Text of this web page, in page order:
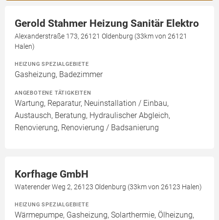
Gerold Stahmer Heizung Sanitär Elektro
Alexanderstraße 173, 26121 Oldenburg (33km von 26121
Halen)
HEIZUNG SPEZIALGEBIETE
Gasheizung, Badezimmer
ANGEBOTENE TÄTIGKEITEN
Wartung, Reparatur, Neuinstallation / Einbau,
Austausch, Beratung, Hydraulischer Abgleich,
Renovierung, Renovierung / Badsanierung
Korfhage GmbH
Waterender Weg 2, 26123 Oldenburg (33km von 26123 Halen)
HEIZUNG SPEZIALGEBIETE
Wärmepumpe, Gasheizung, Solarthermie, Ölheizung,